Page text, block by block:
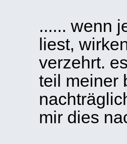
...... wenn
liest,
verzehrt.
teil meiner
mir dies